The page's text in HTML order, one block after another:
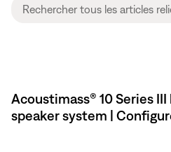
Acoustimass® 10 Series
speaker system |